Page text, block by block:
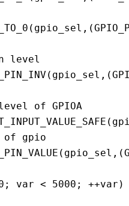
( gpio_sel , (
level
( gpio_sel , (
of GPIOA
(
gpio
( gpio_sel , (
; var < 5000 ; ++var )